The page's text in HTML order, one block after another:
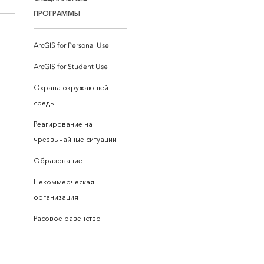
ПРОГРАММЫ
ArcGIS for Personal Use
ArcGIS for Student Use
Охрана окружающей
среды
Реагирование на
чрезвычайные ситуации
Образование
Некоммерческая
организация
Расовое равенство